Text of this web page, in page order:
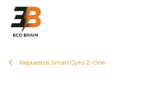
Repuestos SmartGyro Z-One